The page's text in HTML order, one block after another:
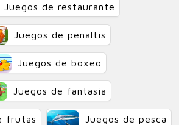
Juegos de restaurante
Juegos de penaltis
Juegos de boxeo
Juegos de fantasia
frutas Juegos de pesca